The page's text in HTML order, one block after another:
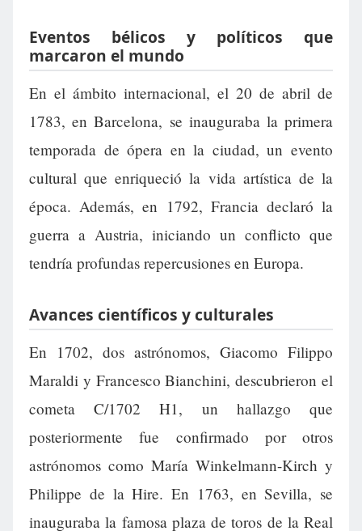
Eventos bélicos y políticos que
marcaron el mundo
En el ámbito internacional, el 20 de abril de
1783, en Barcelona, se inauguraba la primera
temporada de ópera en la ciudad, un evento
cultural que enriqueció la vida artística de la
época. Además, en 1792, Francia declaró la
guerra a Austria, iniciando un conflicto que
tendría profundas repercusiones en Europa.
Avances científicos y culturales
En 1702, dos astrónomos, Giacomo Filippo
Maraldi y Francesco Bianchini, descubrieron el
cometa C/1702 H1, un hallazgo que
posteriormente fue confirmado por otros
astrónomos como María Winkelmann-Kirch y
Philippe de la Hire. En 1763, en Sevilla, se
inauguraba la famosa plaza de toros de la Real